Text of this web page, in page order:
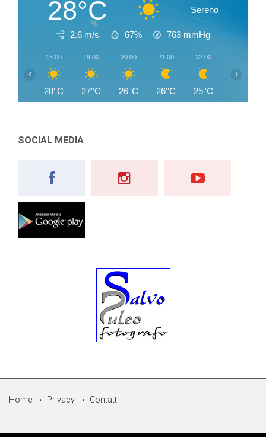
28°C Sereno
2.6 m/s 67% 763 mmHg
18:00
28°C
19:00
27°C
20:00
26°C
21:00
26°C
22:00
25°C
‹ ›
SOCIAL MEDIA
Home Privacy Contatti